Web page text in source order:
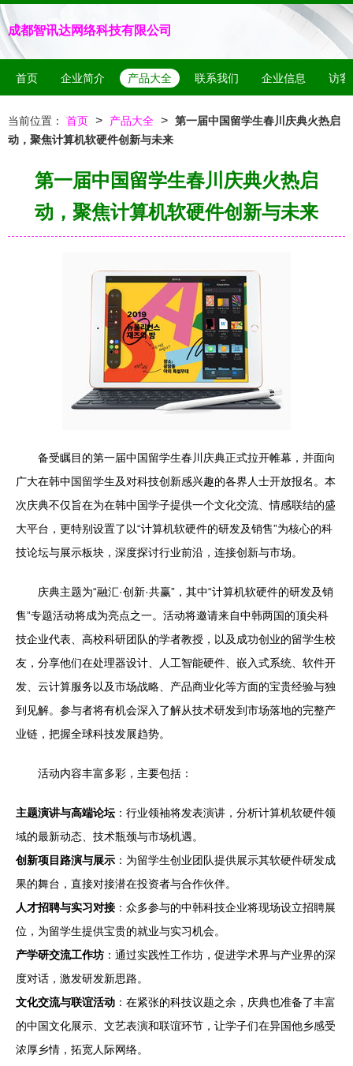
成都智讯达网络科技有限公司
首页 企业简介 产品大全 联系我们 企业信息 访客
当前位置： 首页 > 产品大全 > 第一届中国留学生春川庆典火热启
动，聚焦计算机软硬件创新与未来
第一届中国留学生春川庆典火热启
动，聚焦计算机软硬件创新与未来
备受瞩目的第一届中国留学生春川庆典正式拉开帷幕，并面向
广大在韩中国留学生及对科技创新感兴趣的各界人士开放报名。本
次庆典不仅旨在为在韩中国学子提供一个文化交流、情感联结的盛
大平台，更特别设置了以“计算机软硬件的研发及销售”为核心的科
技论坛与展示板块，深度探讨行业前沿，连接创新与市场。
庆典主题为“融汇·创新·共赢”，其中“计算机软硬件的研发及销
售”专题活动将成为亮点之一。活动将邀请来自中韩两国的顶尖科
技企业代表、高校科研团队的学者教授，以及成功创业的留学生校
友，分享他们在处理器设计、人工智能硬件、嵌入式系统、软件开
发、云计算服务以及市场战略、产品商业化等方面的宝贵经验与独
到见解。参与者将有机会深入了解从技术研发到市场落地的完整产
业链，把握全球科技发展趋势。
活动内容丰富多彩，主要包括：
主题演讲与高端论坛：行业领袖将发表演讲，分析计算机软硬件领
域的最新动态、技术瓶颈与市场机遇。
创新项目路演与展示 ：为留学生创业团队提供展示其软硬件研发成
果的舞台，直接对接潜在投资者与合作伙伴。
人才招聘与实习对接 ：众多参与的中韩科技企业将现场设立招聘展
位，为留学生提供宝贵的就业与实习机会。
产学研交流工作坊 ：通过实践性工作坊，促进学术界与产业界的深
度对话，激发研发新思路。
文化交流与联谊活动 ：在紧张的科技议题之余，庆典也准备了丰富
的中国文化展示、文艺表演和联谊环节，让学子们在异国他乡感受
浓厚乡情，拓宽人际网络。